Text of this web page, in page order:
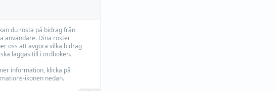
du rösta på bidrag från
användare. Dina röster
oss att avgöra vilka bidrag
läggas till i ordboken.
information, klicka på
ikonen nedan.